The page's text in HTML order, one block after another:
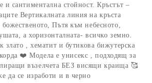
и сантиментална стойност. Кръстът –
Вертикалната линия на кръста
Пътя към небесното,
а хоризонталната- всичко земно.
злато , хематит и бутикова бижутерска
❤️ Модела е унисекс , подходящ за
възелчета БЕЗ висящи краища 🥰
да се изработи и в черно